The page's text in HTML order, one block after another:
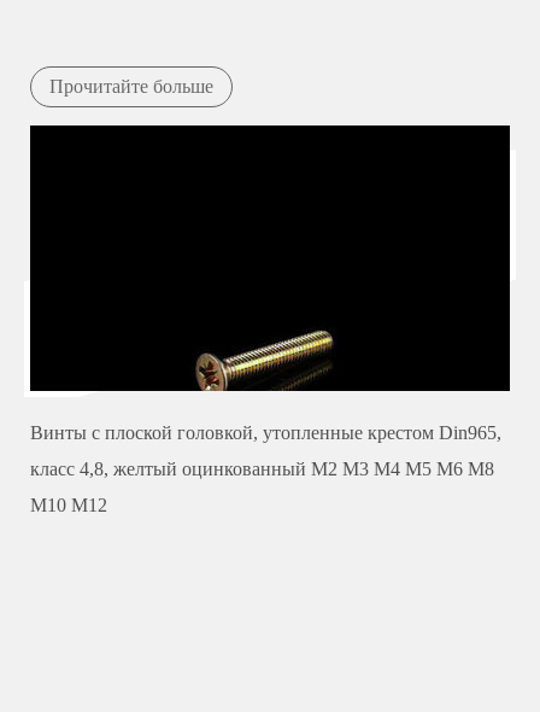
Прочитайте больше
Винты с плоской головкой, утопленные крестом Din965,
класс 4,8, желтый оцинкованный M2 M3 M4 M5 M6 M8
M10 M12